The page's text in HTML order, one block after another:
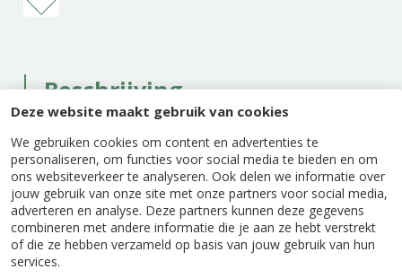
Deze website maakt gebruik van cookies
We gebruiken cookies om content en advertenties te
personaliseren, om functies voor social media te bieden en om
ons websiteverkeer te analyseren. Ook delen we informatie over
jouw gebruik van onze site met onze partners voor social media,
adverteren en analyse. Deze partners kunnen deze gegevens
combineren met andere informatie die je aan ze hebt verstrekt
of die ze hebben verzameld op basis van jouw gebruik van hun
services.
Beschrijving
Pokon Fosfaatmest helpt bij het stimuleren van
een sterke wortelgroei en ondersteunt de
startfase van planten. Het product is geschikt
voor gebruik bij aanplant en verplanten en
draagt bij aan een gezonde basis voor verdere
groei.